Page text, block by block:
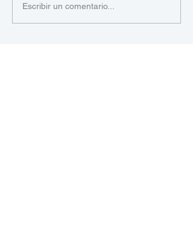
Escribir un comentario...